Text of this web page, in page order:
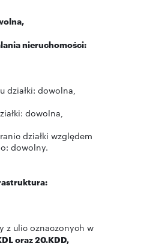
nieruchomości:
działki: dowolna,
dowolna,
działki względem
dowolny.
z ulic oznaczonych w
oraz 20.KDD,